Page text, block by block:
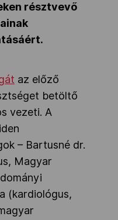
résztvevő
az előző
betöltő
vezeti. A
– Bartusné dr.
Magyar
(kardiológus,